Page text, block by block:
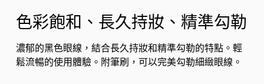
色彩飽和、長久持妝、精準勾勒
濃郁的黑色眼線，結合長久持妝和精準勾勒的特點。輕
鬆流暢的使用體驗。附筆刷，可以完美勾勒細緻眼線。